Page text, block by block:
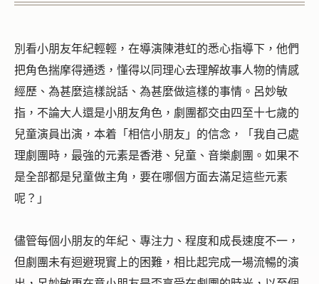
別看小朋友年紀輕輕，在導演陳港虹的悉心指導下，他們
把角色揣摩得通透，懂得以同理心去理解故事人物的情感
經歷、為甚麼這樣說話、為甚麼做這樣的事情。呂妙敏
指，不論大人還是小朋友角色，劇團都交由四至十七歲的
兒童演員出演，本着「相信小朋友」的信念，「我自己處
理劇團時，最強的元素是香港、兒童、音樂劇團。如果不
是全部都是兒童做主角，要在哪個方面去滿足這些元素
呢？」
儘管每個小朋友的年紀、專注力、程度和成長速度不一，
但劇團未有迴避現實上的困難，相比起完成一場流暢的演